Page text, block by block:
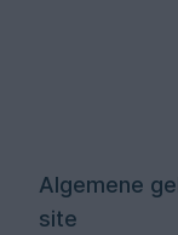
Algemene
site